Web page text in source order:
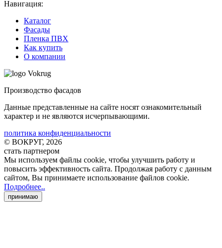
Навигация:
Каталог
Фасады
Пленка ПВХ
Как купить
О компании
Производство фасадов
Данные представленные на сайте носят ознакомительный
характер и не являются исчерпывающими.
политика конфиденциальности
© ВОКРУГ, 2026
стать партнером
Мы используем файлы cookie, чтобы улучшить работу и
повысить эффективность сайта. Продолжая работу с данным
сайтом, Вы принимаете использование файлов cookie.
Подробнее..
принимаю